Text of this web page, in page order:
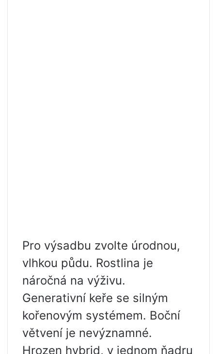
Pro výsadbu zvolte úrodnou,
vlhkou půdu. Rostlina je
náročná na výživu.
Generativní keře se silným
kořenovým systémem. Boční
větvení je nevýznamné.
Hrozen hybrid, v jednom ňadru